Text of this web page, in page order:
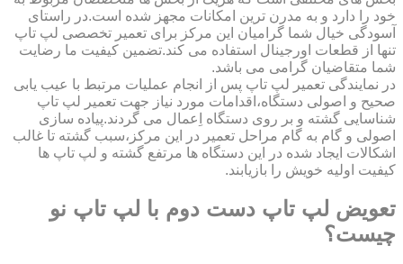
خود را دارد و به مدرن ترین امکانات مجهز شده است.در راستای
آسودگی خیال شما گرامیان این مرکز برای تعمیر تخصصی لپ تاپ
تنها از قطعات اورجینال استفاده می کند.تضمین کیفیت ما رضایت
شما متقاضیان گرامی می باشد.
در نمایندگی تعمیر لپ تاپ پس از انجام عملیات مرتبط با عیب یابی
صحیح و اصولی دستگاه،اقدامات مورد نیاز جهت تعمیر لپ تاپ
شناسایی گشته و بر روی دستگاه اِعمال می گردند.پیاده سازی
اصولی و گام به گام مراحل تعمیر در این مرکز،سبب گشته تا غالب
اشکالات ایجاد شده در این دستگاه ها مرتفع گشته و لپ تاپ ها
کیفیت اولیه خویش را بازیابند.
تعویض لپ تاپ دست دوم با لپ تاپ نو
چیست؟